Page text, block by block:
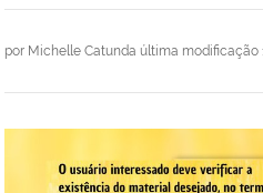
por Michelle Catunda última modificação